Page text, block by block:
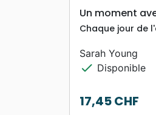
Un moment
Chaque jour de
Sarah Young
check Disponible
Prix
17,45 CHF